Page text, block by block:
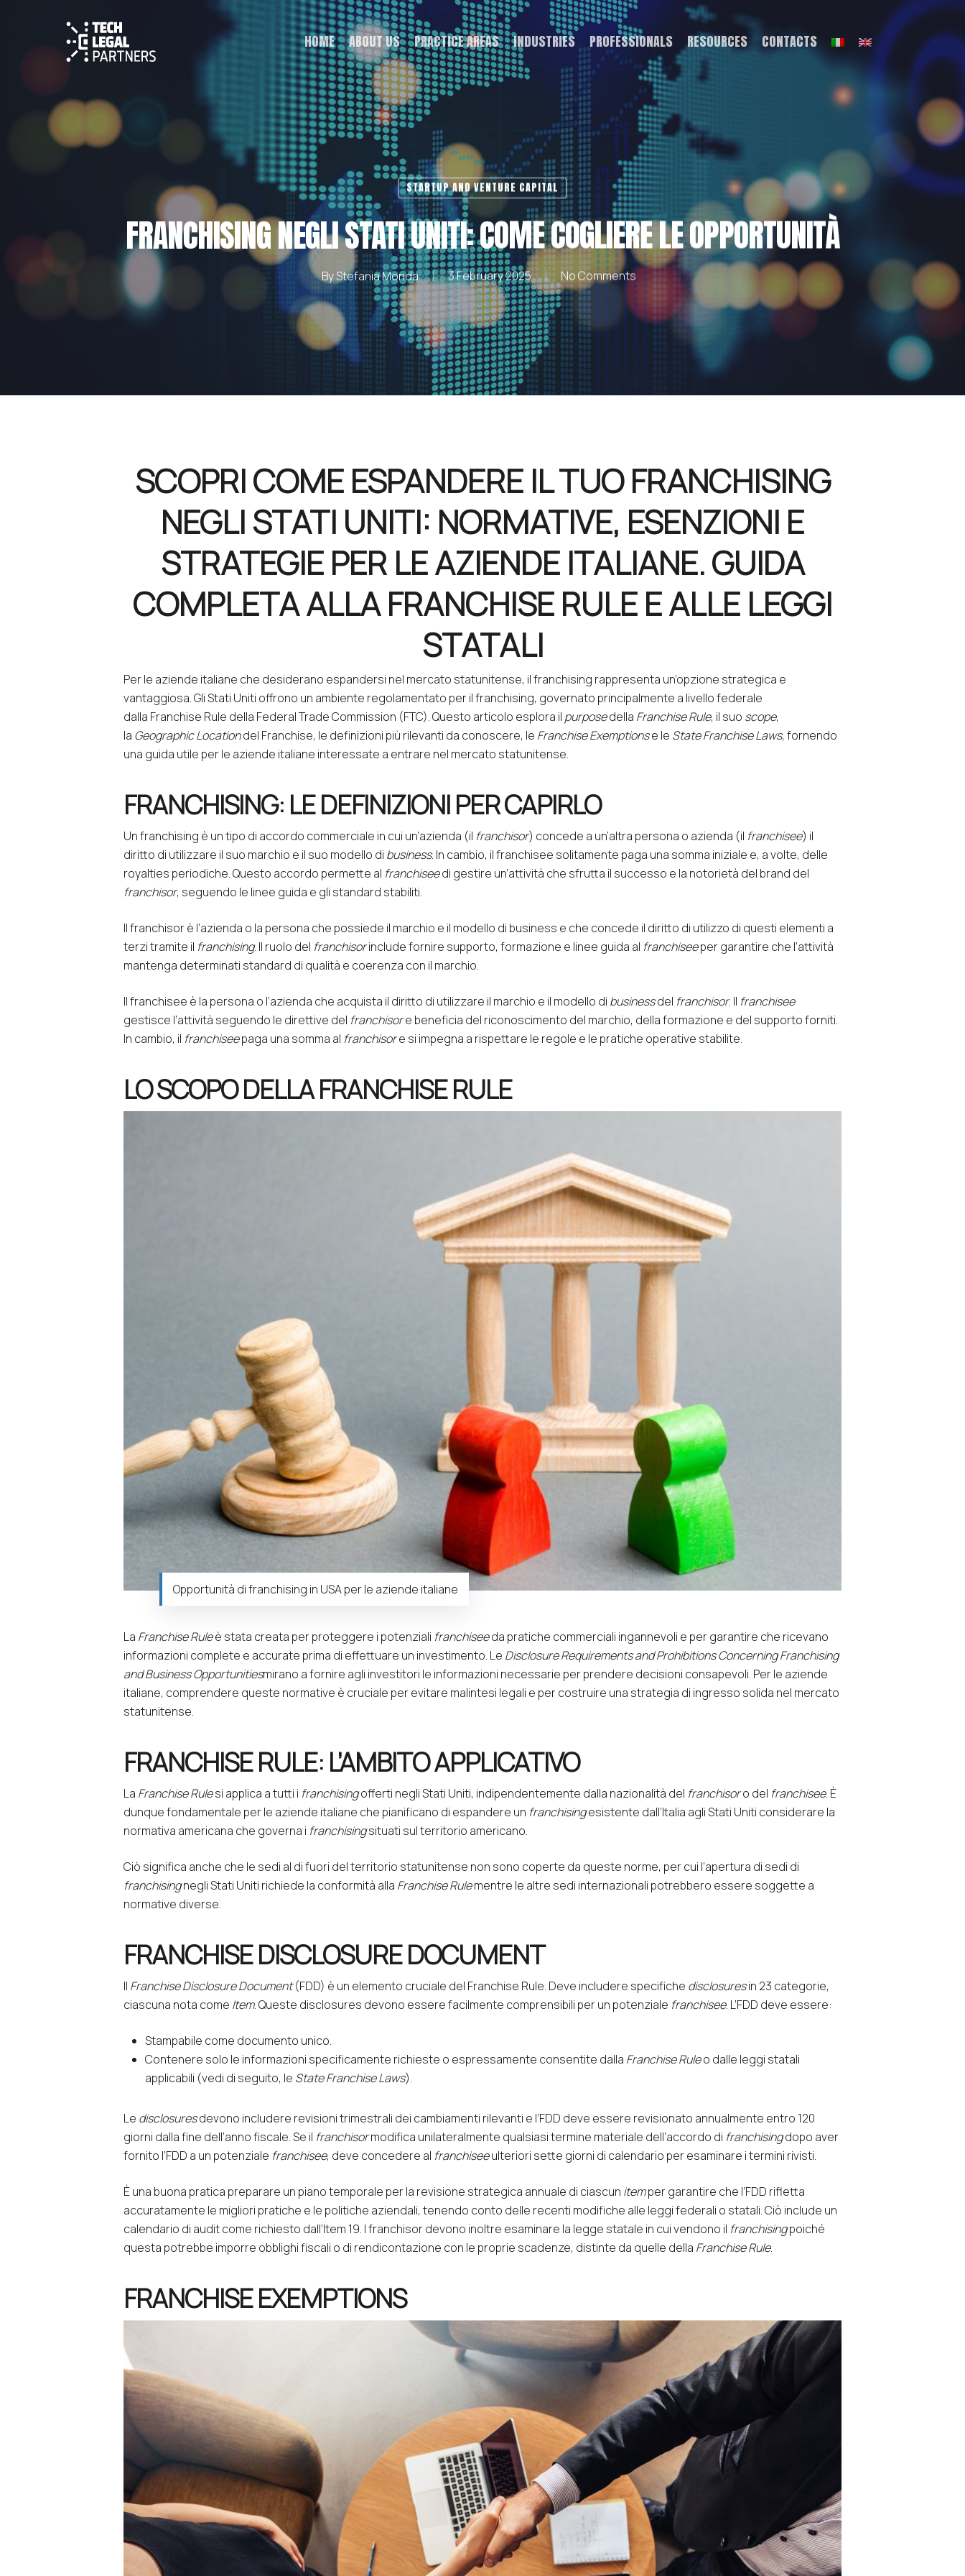
HOME ABOUT US PRACTICE AREAS INDUSTRIES PROFESSIONALS RESOURCES CONTACTS
STARTUP AND VENTURE CAPITAL
FRANCHISING NEGLI STATI UNITI: COME COGLIERE LE OPPORTUNITÀ
ByStefania Monda 3 February 2025 No Comments
SCOPRI COME ESPANDERE IL TUO FRANCHISING
NEGLI STATI UNITI: NORMATIVE, ESENZIONI E
STRATEGIE PER LE AZIENDE ITALIANE. GUIDA
COMPLETA ALLA FRANCHISE RULE E ALLE LEGGI
STATALI
Per le aziende italiane che desiderano espandersi nel mercato statunitense, il franchising rappresenta un’opzione strategica e
vantaggiosa. Gli Stati Uniti offrono un ambiente regolamentato per il franchising, governato principalmente a livello federale
dalla Franchise Rule della Federal Trade Commission (FTC). Questo articolo esplora il purposedella Franchise Rule, il suo scope,
la Geographic Locationdel Franchise, le definizioni più rilevanti da conoscere, le Franchise Exemptionse le State Franchise Laws, fornendo
una guida utile per le aziende italiane interessate a entrare nel mercato statunitense.
FRANCHISING: LE DEFINIZIONI PER CAPIRLO
Un franchising è un tipo di accordo commerciale in cui un’azienda (il franchisor) concede a un’altra persona o azienda (il franchisee) il
diritto di utilizzare il suo marchio e il suo modello di business. In cambio, il franchisee solitamente paga una somma iniziale e, a volte, delle
royalties periodiche. Questo accordo permette al franchiseedi gestire un’attività che sfrutta il successo e la notorietà del brand del
franchisor, seguendo le linee guida e gli standard stabiliti.
Il franchisor è l’azienda o la persona che possiede il marchio e il modello di business e che concede il diritto di utilizzo di questi elementi a
terzi tramite il franchising. Il ruolo del franchisorinclude fornire supporto, formazione e linee guida al franchiseeper garantire che l’attività
mantenga determinati standard di qualità e coerenza con il marchio.
Il franchisee è la persona o l’azienda che acquista il diritto di utilizzare il marchio e il modello di businessdel franchisor. Il franchisee
gestisce l’attività seguendo le direttive del franchisore beneficia del riconoscimento del marchio, della formazione e del supporto forniti.
In cambio, il franchiseepaga una somma al franchisore si impegna a rispettare le regole e le pratiche operative stabilite.
LO SCOPO DELLA FRANCHISE RULE
Opportunità di franchising in USA per le aziende italiane
La Franchise Ruleè stata creata per proteggere i potenziali franchiseeda pratiche commerciali ingannevoli e per garantire che ricevano
informazioni complete e accurate prima di effettuare un investimento. Le Disclosure Requirements and Prohibitions Concerning Franchising
and Business Opportunitiesmirano a fornire agli investitori le informazioni necessarie per prendere decisioni consapevoli. Per le aziende
italiane, comprendere queste normative è cruciale per evitare malintesi legali e per costruire una strategia di ingresso solida nel mercato
statunitense.
FRANCHISE RULE: L’AMBITO APPLICATIVO
La Franchise Rulesi applica a tutti i franchisingofferti negli Stati Uniti, indipendentemente dalla nazionalità del franchisoro del franchisee. È
dunque fondamentale per le aziende italiane che pianificano di espandere un franchisingesistente dall’Italia agli Stati Uniti considerare la
normativa americana che governa i franchisingsituati sul territorio americano.
Ciò significa anche che le sedi al di fuori del territorio statunitense non sono coperte da queste norme, per cui l’apertura di sedi di
franchisingnegli Stati Uniti richiede la conformità alla Franchise Rulementre le altre sedi internazionali potrebbero essere soggette a
normative diverse.
FRANCHISE DISCLOSURE DOCUMENT
Il Franchise Disclosure Document(FDD) è un elemento cruciale del Franchise Rule. Deve includere specifiche disclosuresin 23 categorie,
ciascuna nota come Item. Queste disclosures devono essere facilmente comprensibili per un potenziale franchisee. L’FDD deve essere:
Stampabile come documento unico.
Contenere solo le informazioni specificamente richieste o espressamente consentite dalla Franchise Ruleo dalle leggi statali
applicabili (vedi di seguito, le State Franchise Laws).
Le disclosuresdevono includere revisioni trimestrali dei cambiamenti rilevanti e l’FDD deve essere revisionato annualmente entro 120
giorni dalla fine dell’anno fiscale. Se il franchisormodifica unilateralmente qualsiasi termine materiale dell’accordo di franchisingdopo aver
fornito l’FDD a un potenziale franchisee, deve concedere al franchiseeulteriori sette giorni di calendario per esaminare i termini rivisti.
È una buona pratica preparare un piano temporale per la revisione strategica annuale di ciascun itemper garantire che l’FDD rifletta
accuratamente le migliori pratiche e le politiche aziendali, tenendo conto delle recenti modifiche alle leggi federali o statali. Ciò include un
calendario di auditcome richiesto dall’Item 19. Ifranchisordevono inoltre esaminare la legge statale in cui vendono il franchisingpoiché
questa potrebbe imporre obblighi fiscali o di rendicontazione con le proprie scadenze, distinte da quelle della Franchise Rule.
FRANCHISE EXEMPTIONS